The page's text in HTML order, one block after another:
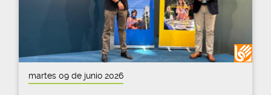
martes 09 de junio 2026